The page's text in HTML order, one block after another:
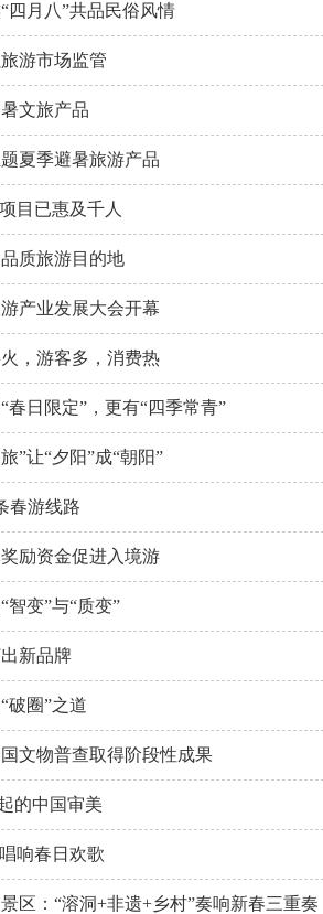
四月八”共品民俗风情
游市场监管
文旅产品
夏季避暑旅游产品
目已惠及千人
质旅游目的地
产业发展大会开幕
，游客多，消费热
春日限定”，更有“四季常青”
”让“夕阳”成“朝阳”
春游线路
励资金促进入境游
智变”与“质变”
新品牌
破圈”之道
文物普查取得阶段性成果
的中国审美
响春日欢歌
区：“溶洞+非遗+乡村”奏响新春三重奏